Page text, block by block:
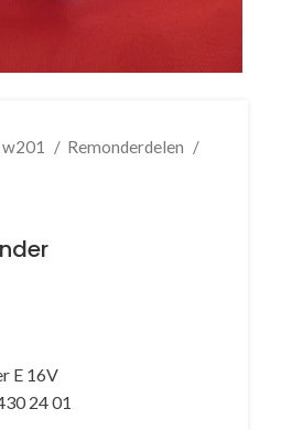
Remonderdelen
E 16V
24 01